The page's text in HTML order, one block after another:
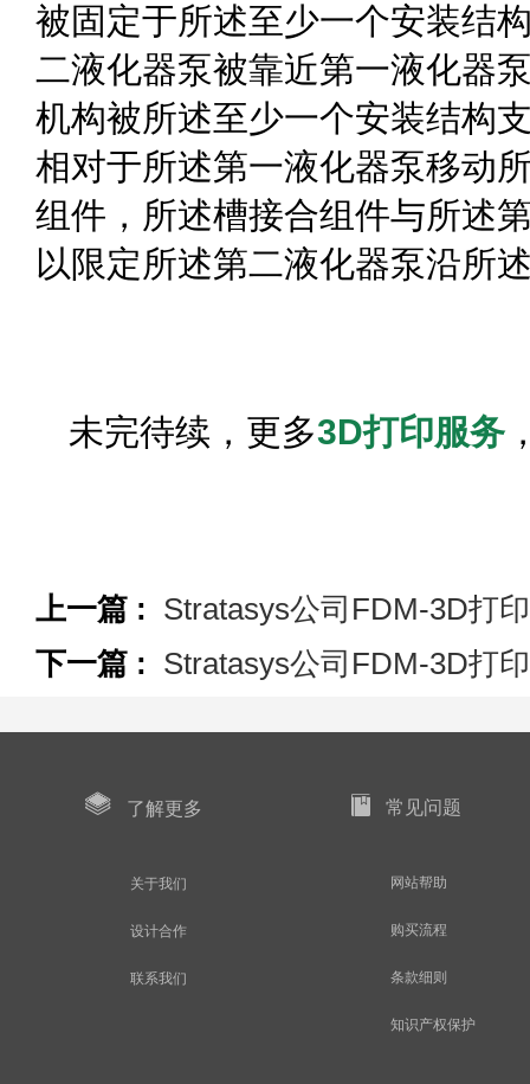
被固定于所述至少一个安装结
二液化器泵被靠近第一液化器
机构被所述至少一个安装结构
相对于所述第一液化器泵移动
组件，所述槽接合组件与所述
以限定所述第二液化器泵沿所
未完待续，更多3D打印服务
上一篇 :
Stratasys公司FDM-3D打
下一篇 :
Stratasys公司FDM-3D打
了解更多
关于我们
设计合作
联系我们
常见问题
网站帮助
购买流程
条款细则
知识产权保护